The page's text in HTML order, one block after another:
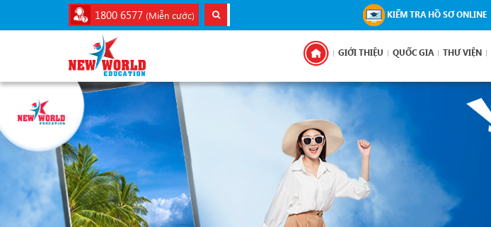
1800 6577 (Miễn cước) KIỂM TRA HỒ SƠ ONLINE
GIỚI THIỆU QUỐC GIA THƯ VIỆN
Previous